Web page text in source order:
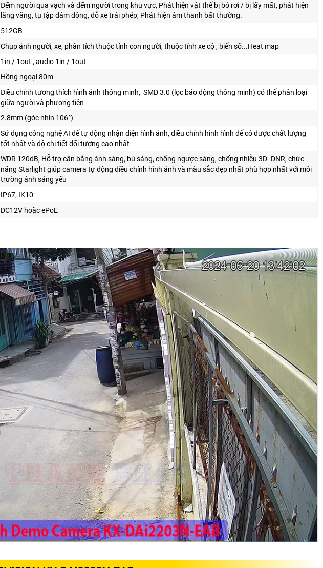
Đếm người qua vạch và đếm người trong khu vực, Phát hiện vật thể bị bỏ rơi / bị lấy mất, phát hiện
lãng vãng, tụ tập đám đông, đỗ xe trái phép, Phát hiện âm thanh bất thường.
512GB
Chụp ảnh người, xe, phân tích thuộc tính con người, thuộc tính xe cộ , biển số...Heat map
1in / 1out , audio 1in / 1out
Hồng ngoại 80m
Điều chỉnh tương thích hình ảnh thông minh, SMD 3.0 (lọc báo động thông minh) có thể phân loại
giữa người và phương tiện
2.8mm (góc nhìn 106°)
Sử dụng công nghệ AI để tự động nhận diện hình ảnh, điều chỉnh hình hình để có được chất lượng
tốt nhất và độ chi tiết đối tượng cao nhất
WDR 120dB, Hỗ trợ cân bằng ánh sáng, bù sáng, chống ngược sáng, chống nhiễu 3D- DNR, chức
năng Starlight giúp camera tự động điều chỉnh hình ảnh và màu sắc đẹp nhất phù hợp nhất với môi
trường ánh sáng yếu
IP67, IK10
DC12V hoặcePoE